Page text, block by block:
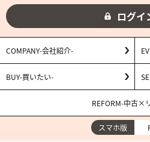
事業運営を改善するために、個人データ
先情報を除く）を利用します。
当社は、サイト管理会社に対し、個人情
イバシーに配慮した個人情報の取り扱い
ております。
4．お客様情報の第三者への開示・提供
当社は、前項3．の利用目的に記載した
ログイ
COMPANY 会社紹介
BUY 買いたい
REFORM 中古×
スマホ版